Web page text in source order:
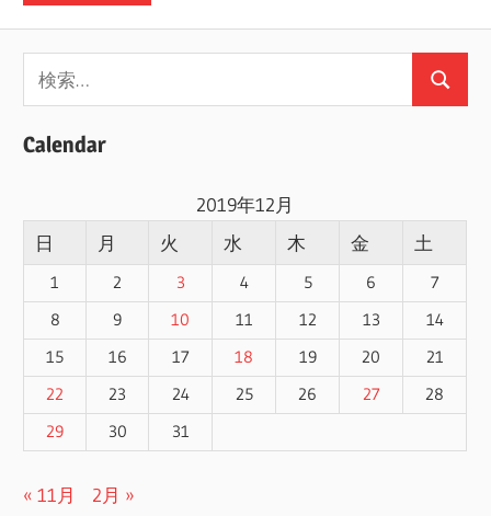
索:
検
Calendar
2019年12月
日
月 火 水 木 金 土
1 2 3 4 5 6
7
8
9 10 11 12 13
14
15
16 17 18 19 20
21
22
23 24 25 26 27
28
29
30 31
« 11月 2月 »